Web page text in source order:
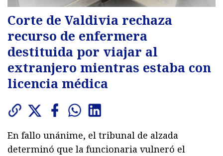
Corte de Valdivia rechaza
recurso de enfermera
destituida por viajar al
extranjero mientras estaba con
licencia médica
En fallo unánime, el tribunal de alzada
determinó que la funcionaria vulneró el